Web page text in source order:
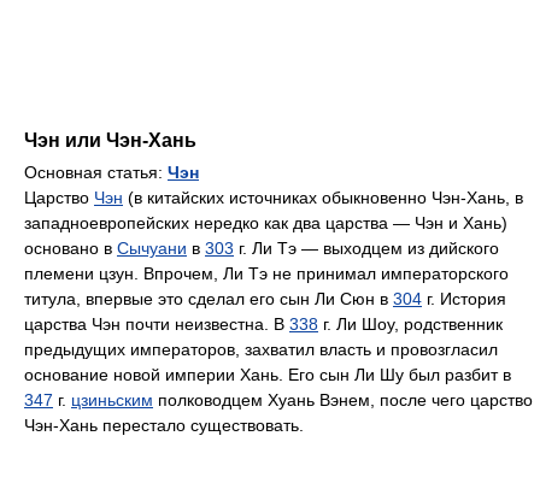
Чэн или Чэн-Хань
Основная статья: Чэн
Царство Чэн (в китайских источниках обыкновенно Чэн-Хань, в
западноевропейских нередко как два царства — Чэн и Хань)
основано в Сычуани в 303 г. Ли Тэ — выходцем из дийского
племени цзун. Впрочем, Ли Тэ не принимал императорского
титула, впервые это сделал его сын Ли Сюн в 304 г. История
царства Чэн почти неизвестна. В 338 г. Ли Шоу, родственник
предыдущих императоров, захватил власть и провозгласил
основание новой империи Хань. Его сын Ли Шу был разбит в
347 г. цзиньским полководцем Хуань Вэнем, после чего царство
Чэн-Хань перестало существовать.